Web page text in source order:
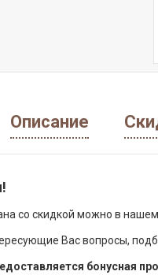
Описание
со скидкой можно в
Вас вопросы,
бонусная